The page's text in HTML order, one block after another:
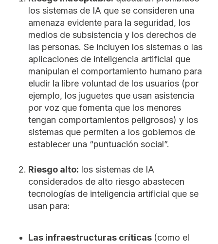
los sistemas de IA que se consideren una
amenaza evidente para la seguridad, los
medios de subsistencia y los derechos de
las personas. Se incluyen los sistemas o las
aplicaciones de inteligencia artificial que
manipulan el comportamiento humano para
eludir la libre voluntad de los usuarios (por
ejemplo, los juguetes que usan asistencia
por voz que fomenta que los menores
tengan comportamientos peligrosos) y los
sistemas que permiten a los gobiernos de
establecer una “puntuación social”.
Riesgo alto: los sistemas de IA
considerados de alto riesgo abastecen
tecnologías de inteligencia artificial que se
usan para:
Las infraestructuras críticas (como el